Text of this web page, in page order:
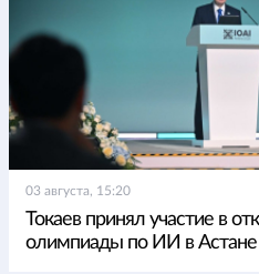
03 августа, 15:20
Токаев принял участие в
олимпиады по ИИ в Астане